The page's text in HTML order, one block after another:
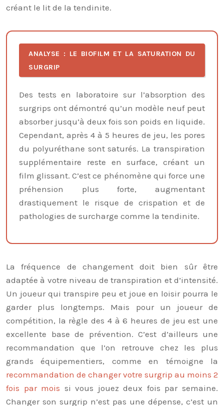
créant le lit de la tendinite.
ANALYSE : LE BIOFILM ET LA SATURATION DU
SURGRIP
Des tests en laboratoire sur l’absorption des
surgrips ont démontré qu’un modèle neuf peut
absorber jusqu’à deux fois son poids en liquide.
Cependant, après 4 à 5 heures de jeu, les pores
du polyuréthane sont saturés. La transpiration
supplémentaire reste en surface, créant un
film glissant. C’est ce phénomène qui force une
préhension plus forte, augmentant
drastiquement le risque de crispation et de
pathologies de surcharge comme la tendinite.
La fréquence de changement doit bien sûr être
adaptée à votre niveau de transpiration et d’intensité.
Un joueur qui transpire peu et joue en loisir pourra le
garder plus longtemps. Mais pour un joueur de
compétition, la règle des 4 à 6 heures de jeu est une
excellente base de prévention. C’est d’ailleurs une
recommandation que l’on retrouve chez les plus
grands équipementiers, comme en témoigne la
recommandation de changer votre surgrip au moins 2
fois par mois si vous jouez deux fois par semaine.
Changer son surgrip n’est pas une dépense, c’est un